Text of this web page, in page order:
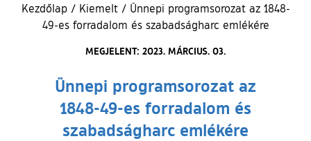
Kezdőlap / Kiemelt / Ünnepi programsorozat az 1848-
49-es forradalom és szabadságharc emlékére
MEGJELENT: 2023. MÁRCIUS. 03.
Ünnepi programsorozat az
1848-49-es forradalom és
szabadságharc emlékére